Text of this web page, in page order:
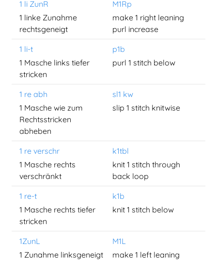
1 li ZunR
M1Rp
1 linke Zunahme
rechtsgeneigt
make 1 right leaning
purl increase
1 li-t
p1b
1 Masche links tiefer
stricken
purl 1 stitch below
1 re abh
sl1 kw
1 Masche wie zum
Rechtsstricken
abheben
slip 1 stitch knitwise
1 re verschr
k1tbl
1 Masche rechts
verschränkt
knit 1 stitch through
back loop
1 re-t
k1b
1 Masche rechts tiefer
stricken
knit 1 stitch below
1ZunL
M1L
1 Zunahme linksgeneigt
make 1 left leaning